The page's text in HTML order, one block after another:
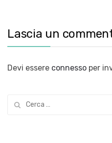
Lascia un
Devi essere connesso per
per: